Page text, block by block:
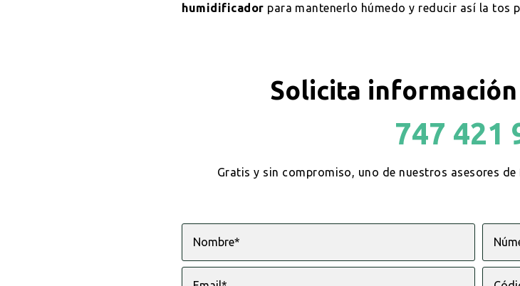
humidificador para mantenerlo húmedo y reducir así la tos
Solicita
747 421
Gratis y sin compromiso, uno de nuestros asesores